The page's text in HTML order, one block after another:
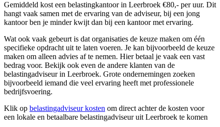
Gemiddeld kost een belastingkantoor in Leerbroek €80,- per uur. Dit
hangt vaak samen met de ervaring van de adviseur, bij een jong
kantoor ben je minder kwijt dan bij een kantoor met ervaring.
Wat ook vaak gebeurt is dat organisaties de keuze maken om één
specifieke opdracht uit te laten voeren. Je kan bijvoorbeeld de keuze
maken om alleen advies af te nemen. Hier betaal je vaak een vast
bedrag voor. Bekijk ook even de andere klanten van de
belastingadviseur in Leerbroek. Grote ondernemingen zoeken
bijvoorbeeld iemand die veel ervaring heeft met professionele
bedrijfsvoering.
Klik op belastingadviseur kosten om direct achter de kosten voor
een lokale en betaalbare belastingadviseur uit Leerbroek te komen